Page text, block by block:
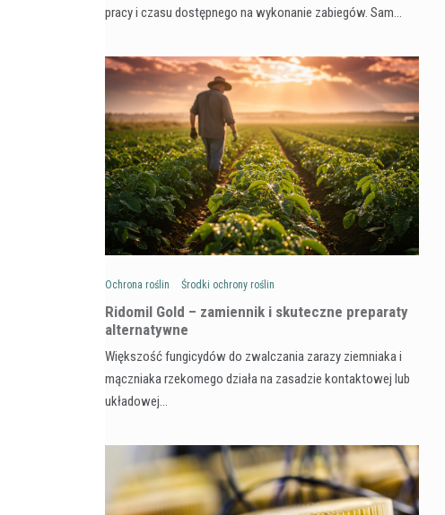
pracy i czasu dostępnego na wykonanie zabiegów. Sam…
Ochrona roślin Środki ochrony roślin
Ridomil Gold – zamiennik i skuteczne preparaty
alternatywne
Większość fungicydów do zwalczania zarazy ziemniaka i
mączniaka rzekomego działa na zasadzie kontaktowej lub
układowej…